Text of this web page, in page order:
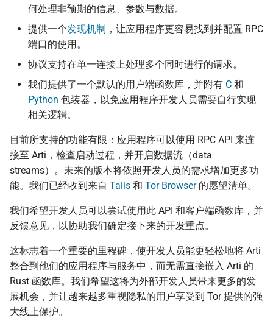
何处理非预期的信息、参数与数据。
提供一个发现机制 ，让应用程序更容易找到并配置 RPC
端口的使用。
协议支持在单一连接上处理多个同时进行的请求。
我们提供了一个默认的用户端函数库，并附有 C 和
Python 包装器，以免应用程序开发人员需要自行实现
相关逻辑。
目前所支持的功能有限：应用程序可以使用 RPC API 来连
接至 Arti，检查启动过程，并开启数据流（data
streams）。未来的版本将依照开发人员的需求增加更多功
能。我们已经收到来自 Tails 和 Tor Browser的愿望清单。
我们希望开发人员可以尝试使用此 API 和客户端函数库，并
反馈意见，以协助我们确定接下来的开发重点。
这标志着一个重要的里程碑，使开发人员能更轻松地将 Arti
整合到他们的应用程序与服务中，而无需直接嵌入 Arti 的
Rust 函数库。我们希望这将为外部开发人员带来更多的发
展机会，并让越来越多重视隐私的用户享受到 Tor 提供的强
大线上保护。